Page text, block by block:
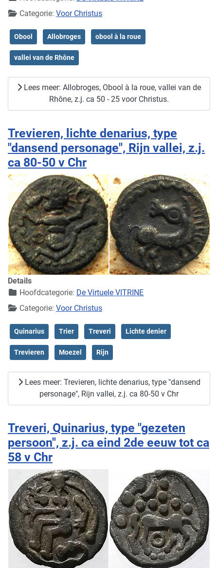
Categorie: Voor Christus
Obool Allobroges obool à la roue
vallei van de Rhône
Lees meer: Allobroges, Obool à la roue, vallei van de
Rhône, z.j. ca 50 - 25 voor Christus.
Trevieren, lichte denarius, type
"dansend personage", Rijn vallei, z.j.
ca 80-50 v Chr
Details
Hoofdcategorie: De Virtuele VITRINE
Categorie: Voor Christus
Quinarius Trier Treveri Lichte denier
Trevieren Moezel Rijn
Lees meer: Trevieren, lichte denarius, type "dansend
personage", Rijn vallei, z.j. ca 80-50 v Chr
Treveri, Quinarius, type "gezeten
persoon", z.j. ca eind 2de eeuw tot ca
58 v Chr